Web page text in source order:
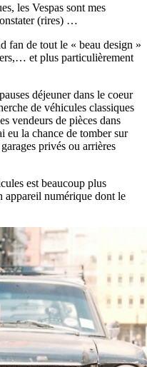
les Vespas sont mes
(rires) …
fan de tout le « beau design »
et plus particulièrement
déjeuner dans le coeur
de véhicules classiques
vendeurs de pièces dans
eu la chance de tomber sur
privés ou arrières
est beaucoup plus
appareil numérique dont le